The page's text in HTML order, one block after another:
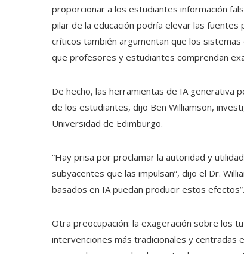
proporcionar a los estudiantes información
pilar de la educación podría elevar las
críticos también argumentan que los
que profesores y estudiantes comprendan
De hecho, las herramientas de IA generativa
de los estudiantes, dijo Ben Williamson,
Universidad de Edimburgo.
“Hay prisa por proclamar la autoridad y
subyacentes que las impulsan”, dijo el Dr.
basados ​​en IA puedan producir estos efectos”.
Otra preocupación: la exageración sobre los
intervenciones más tradicionales y centradas